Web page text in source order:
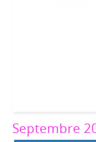
Septembre